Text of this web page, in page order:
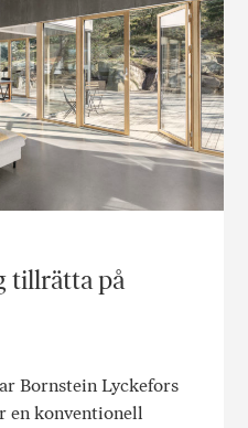
tillrätta på
Bornstein Lyckefors
en konventionell